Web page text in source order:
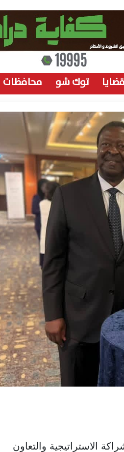
توك شو محافظات
الاستراتيجية والتعاون